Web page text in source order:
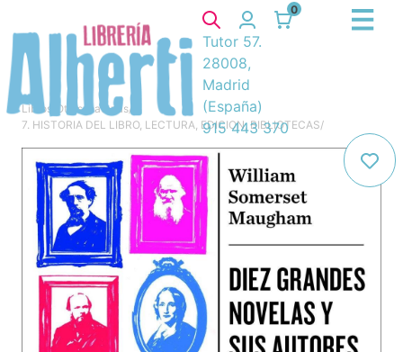
0
Tutor 57.
28008,
Madrid
(España)
915 443 370
Libros Otras materias/
7. HISTORIA DEL LIBRO, LECTURA, EDICION, BIBLIOTECAS/